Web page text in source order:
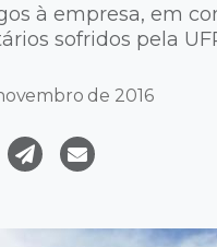
à empresa, em
sofridos pela
de 2016